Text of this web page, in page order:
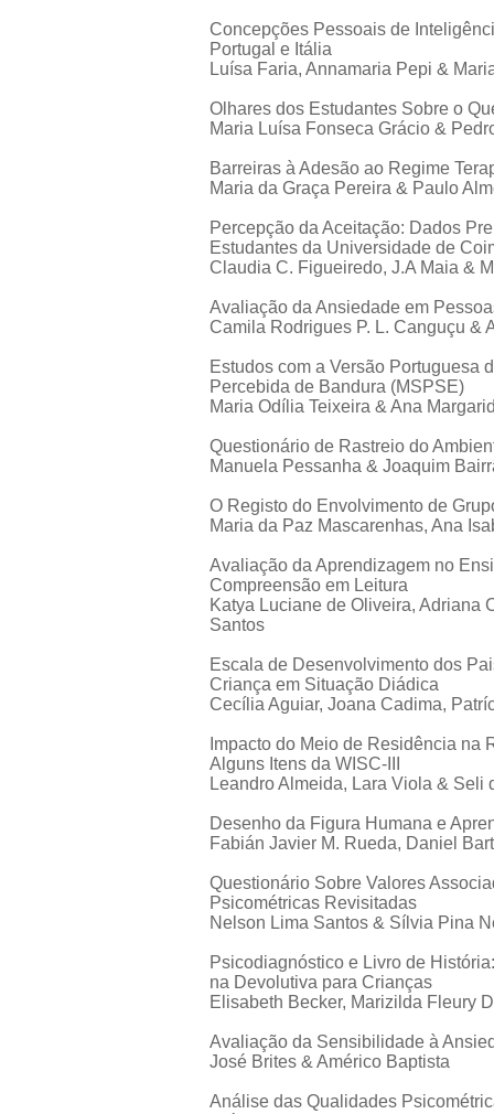
Concepções Pessoais de
Portugal e Itália
Luísa Faria, Annamaria Pepi &
Olhares dos Estudantes Sobre o
Maria Luísa Fonseca Grácio &
Barreiras à Adesão ao Regime
Maria da Graça Pereira & Paulo
Percepção da Aceitação: Dados
Estudantes da Universidade de
Claudia C. Figueiredo, J.A Maia &
Avaliação da Ansiedade em
Camila Rodrigues P. L. Canguçu &
Estudos com a Versão Portuguesa
Percebida de Bandura (MSPSE)
Maria Odília Teixeira & Ana
Questionário de Rastreio do
Manuela Pessanha & Joaquim
O Registo do Envolvimento de
Maria da Paz Mascarenhas, Ana
Avaliação da Aprendizagem no
Compreensão em Leitura
Katya Luciane de Oliveira, Adriana
Santos
Escala de Desenvolvimento dos
Criança em Situação Diádica
Cecília Aguiar, Joana Cadima,
Impacto do Meio de Residência
Alguns Itens da WISC-III
Leandro Almeida, Lara Viola & Seli
Desenho da Figura Humana e
Fabián Javier M. Rueda, Daniel
Questionário Sobre Valores
Psicométricas Revisitadas
Nelson Lima Santos & Sílvia Pina
Psicodiagnóstico e Livro de
na Devolutiva para Crianças
Elisabeth Becker, Marizilda Fleury
Avaliação da Sensibilidade à
José Brites & Américo Baptista
Análise das Qualidades